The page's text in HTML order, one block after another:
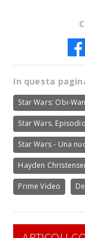
In questa
Star Wars: Obi-
Star Wars.
Star Wars - Una
Hayden
Prime Video